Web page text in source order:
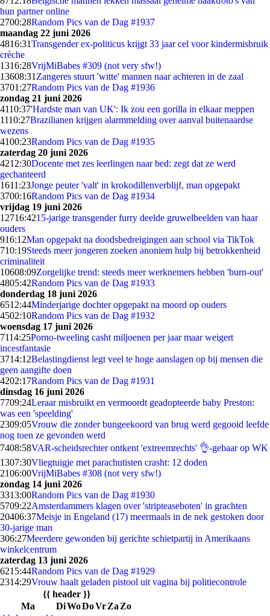
hun partner online
2700:28Random Pics van de Dag #1937
maandag 22 juni 2026
4816:31Transgender ex-politicus krijgt 33 jaar cel voor kindermisbruik
crèche
1316:28VrijMiBabes #309 (not very sfw!)
13608:31 Zangeres stuurt 'witte' mannen naar achteren in de zaal
3701:27Random Pics van de Dag #1936
zondag 21 juni 2026
4110:37'Hardste man van UK': Ik zou een gorilla in elkaar meppen
1110:27Brazilianen krijgen alarmmelding over aanval buitenaardse
wezens
4100:23Random Pics van de Dag #1935
zaterdag 20 juni 2026
4212:30Docente met zes leerlingen naar bed: zegt dat ze werd
gechanteerd
1611:23Jonge peuter 'valt' in krokodillenverblijf, man opgepakt
3700:16Random Pics van de Dag #1934
vrijdag 19 juni 2026
12716:4215-jarige transgender furry deelde gruwelbeelden van haar
ouders
916:12Man opgepakt na doodsbedreigingen aan school via TikTok
710:19Steeds meer jongeren zoeken anoniem hulp bij betrokkenheid
criminaliteit
10608:09Zorgelijke trend: steeds meer werknemers hebben 'burn-out'
4805:42Random Pics van de Dag #1933
donderdag 18 juni 2026
6512:44Minderjarige dochter opgepakt na moord op ouders
4502:10Random Pics van de Dag #1932
woensdag 17 juni 2026
7114:25Porno-tweeling casht miljoenen per jaar maar weigert
incestfantasie
3714:12Belastingdienst legt veel te hoge aanslagen op bij mensen die
geen aangifte doen
4202:17Random Pics van de Dag #1931
dinsdag 16 juni 2026
7709:24Leraar misbruikt en vermoordt geadopteerde baby Preston:
was een 'speelding'
2309:05Vrouw die zonder bungeekoord van brug werd gegooid leefde
nog toen ze gevonden werd
7408:58VAR-scheidsrechter ontkent 'extreemrechts' 👌-gebaar op WK
1307:30Vliegtuigje met parachutisten crasht: 12 doden
2106:00VrijMiBabes #308 (not very sfw!)
zondag 14 juni 2026
3313:00Random Pics van de Dag #1930
5709:22Amsterdammers klagen over 'stripteaseboten' in grachten
20406:37Meisje in Engeland (17) meermaals in de nek gestoken door
30-jarige man
306:27Meerdere gewonden bij gerichte schietpartij in Amerikaans
winkelcentrum
zaterdag 13 juni 2026
6215:44Random Pics van de Dag #1929
2314:29Vrouw haalt geladen pistool uit vagina bij politiecontrole
{{ header }}
Ma
DiWoDoVrZa Zo